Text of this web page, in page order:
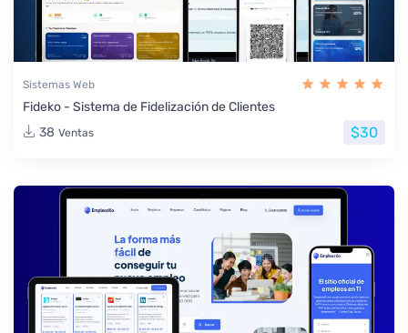
Sistemas Web
Fideko - Sistema de Fidelización de Clientes
38 Ventas $30